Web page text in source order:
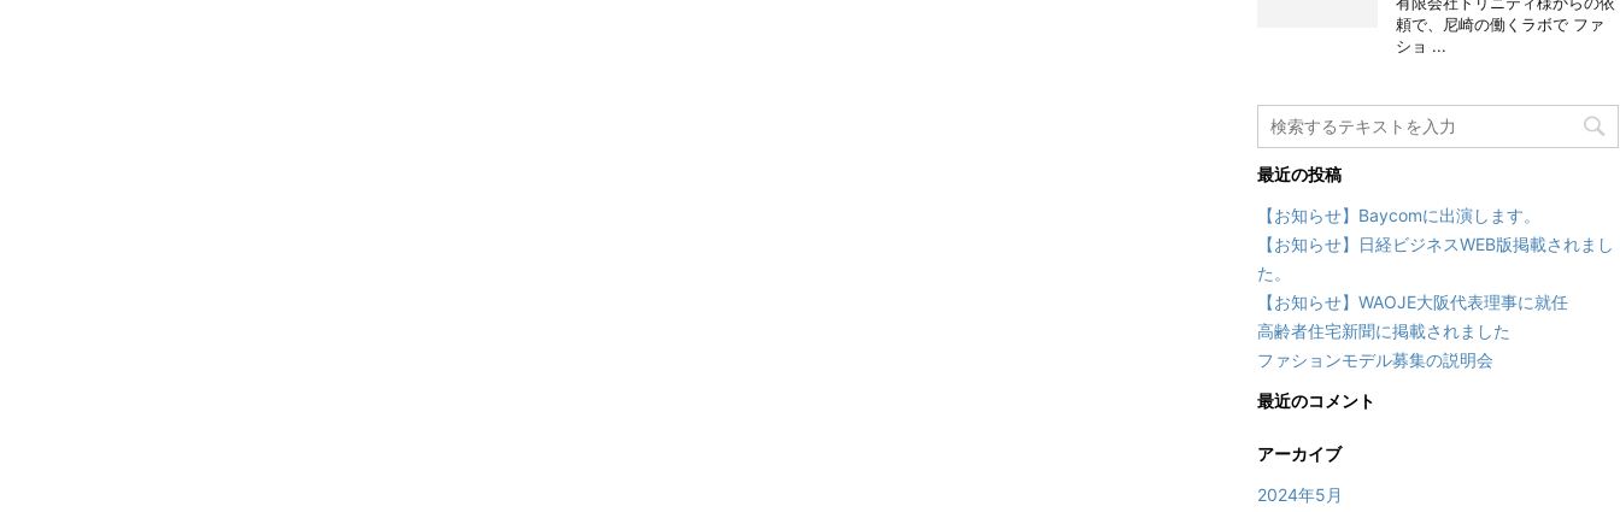
頼で、尼崎の働くラボで ファ
ショ ...
最近の投稿
【お知らせ】Baycomに出演します。
【お知らせ】日経ビジネスWEB版掲載されまし
た。
【お知らせ】WAOJE大阪代表理事に就任
高齢者住宅新聞に掲載されました
ファションモデル募集の説明会
最近のコメント
アーカイブ
2024年5月